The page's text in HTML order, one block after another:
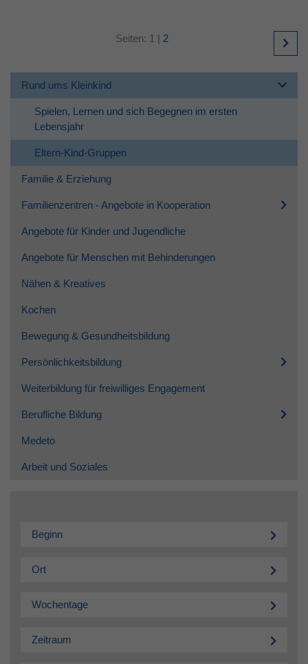
Seiten: 1 | 2
Rund ums Kleinkind
Spielen, Lernen und sich Begegnen im ersten
Lebensjahr
Eltern-Kind-Gruppen
Familie & Erziehung
Familienzentren - Angebote in Kooperation
Angebote für Kinder und Jugendliche
Angebote für Menschen mit Behinderungen
Nähen & Kreatives
Kochen
Bewegung & Gesundheitsbildung
Persönlichkeitsbildung
Weiterbildung für freiwilliges Engagement
Berufliche Bildung
Medeto
Arbeit und Soziales
Beginn
Ort
Wochentage
Zeitraum